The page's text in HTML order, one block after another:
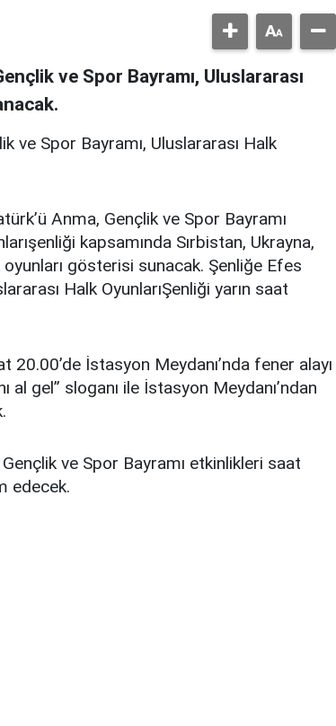
ve Spor Bayramı, Uluslararası
ve Spor Bayramı, Uluslararası Halk
Anma, Gençlik ve Spor Bayramı
kapsamında Sırbistan, Ukrayna,
gösterisi sunacak. Şenliğe Efes
Halk OyunlarıŞenliği yarın saat
20.00’de İstasyon Meydanı’nda fener alayı
al gel” sloganı ile İstasyon Meydanı’ndan
ve Spor Bayramı etkinlikleri saat
edecek.